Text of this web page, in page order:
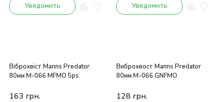
Уведомить Уведомить
Віброхвіст Manns Predator
80мм M-066 MFMO 5ps
163 грн.
Виброхвост Manns Predator
80мм M-066 GNFMO
128 грн.